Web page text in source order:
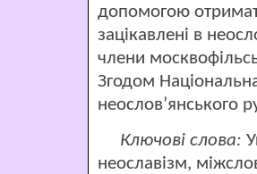
допомогою
зацікавлені в
члени
Згодом
неослов’янського
Ключові слова:
неославізм,